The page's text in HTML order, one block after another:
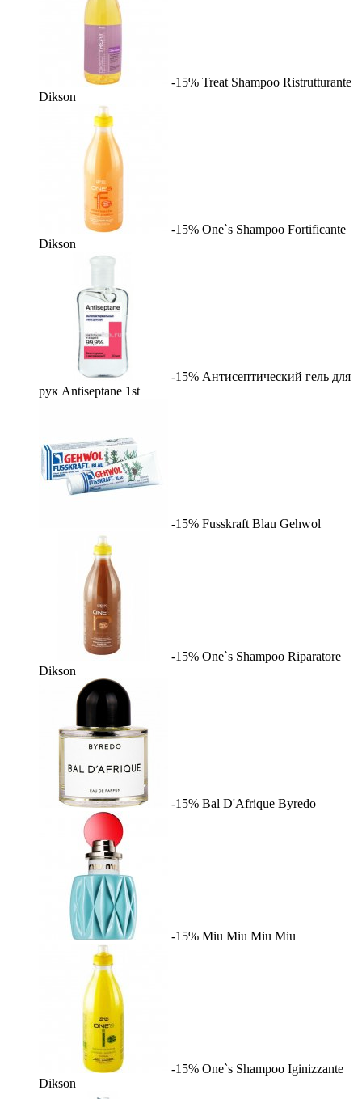
-15% Treat Shampoo Ristrutturante
Dikson
-15% One`s Shampoo Fortificante
Dikson
-15% Антисептический гель для
рук Antiseptane 1st
-15% Fusskraft Blau Gehwol
-15% One`s Shampoo Riparatore
Dikson
-15% Bal D'Afrique Byredo
-15% Miu Miu Miu Miu
-15% One`s Shampoo Iginizzante
Dikson